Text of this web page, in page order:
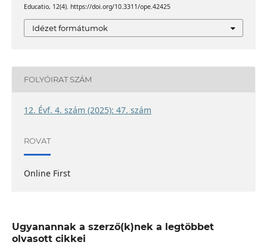
Educatio, 12(4). https://doi.org/10.3311/ope.42425
Idézet formátumok
FOLYÓIRAT SZÁM
12. Évf. 4. szám (2025): 47. szám
ROVAT
Online First
Ugyanannak a szerző(k)nek a legtöbbet
olvasott cikkei